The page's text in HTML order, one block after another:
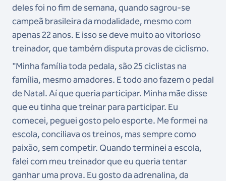
deles foi no fim de semana, quando sagrou-se
campeã brasileira da modalidade, mesmo com
apenas 22 anos. E isso se deve muito ao vitorioso
treinador, que também disputa provas de ciclismo.
"Minha família toda pedala, são 25 ciclistas na
família, mesmo amadores. E todo ano fazem o pedal
de Natal. Aí que queria participar. Minha mãe disse
que eu tinha que treinar para participar. Eu
comecei, peguei gosto pelo esporte. Me formei na
escola, conciliava os treinos, mas sempre como
paixão, sem competir. Quando terminei a escola,
falei com meu treinador que eu queria tentar
ganhar uma prova. Eu gosto da adrenalina, da